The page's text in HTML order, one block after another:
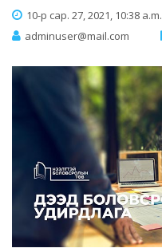
10-р сар. 27, 2021, 10:38 a.m.
adminuser@mail.com